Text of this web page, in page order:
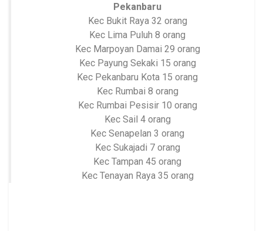
Pekanbaru
Kec Bukit Raya 32 orang
Kec Lima Puluh 8 orang
Kec Marpoyan Damai 29 orang
Kec Payung Sekaki 15 orang
Kec Pekanbaru Kota 15 orang
Kec Rumbai 8 orang
Kec Rumbai Pesisir 10 orang
Kec Sail 4 orang
Kec Senapelan 3 orang
Kec Sukajadi 7 orang
Kec Tampan 45 orang
Kec Tenayan Raya 35 orang